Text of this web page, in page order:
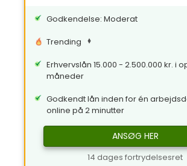
Godkendelse: Moderat
Trending
Erhvervslån 15.000 - 2.500.000 kr. i
måneder
Godkendt lån inden for én
online på 2 minutter
ANSØG HER
14 dages fortrydelsesret